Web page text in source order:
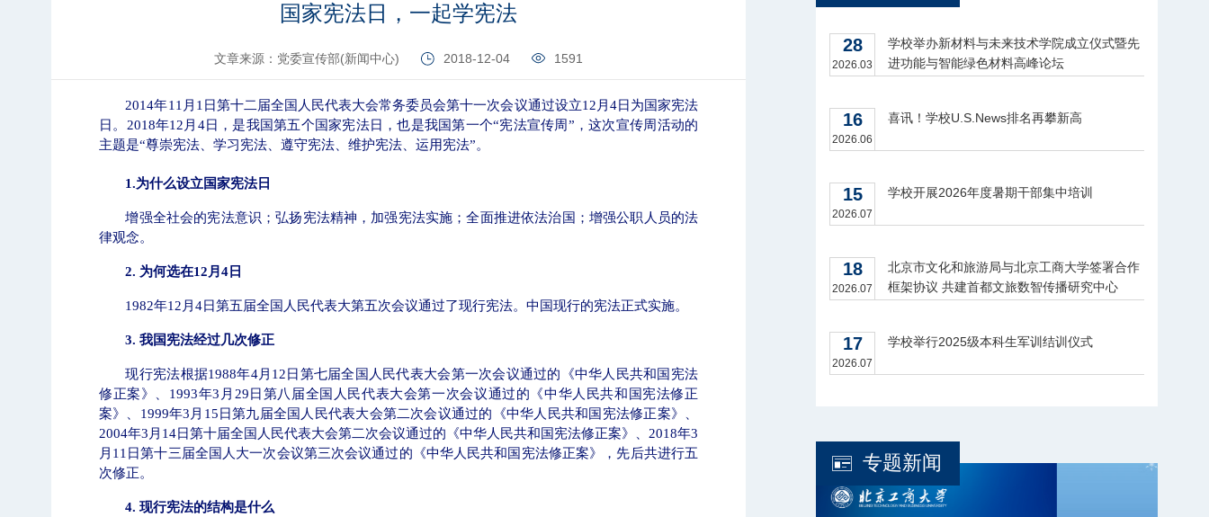
国家宪法日，一起学宪法
文章来源：党委宣传部(新闻中心) 2018-12-04 1591
2014年11 月 1 日第十二届全国人民代表大会常务委员会第十一次会议通过设立12 月 4日 为 国家宪法
日 。 2018年12 月 4日，是我国第五个国家宪法日，也是我国第一个“宪法宣传周”，这次宣传周活动的
主题是“尊崇宪法、学习宪法、遵守宪法、维护宪法、运用宪法”。
1.为什么设立国家宪法日
增强全社会的宪法意识；弘扬宪法精神，加强宪法实施；全面推进依法治国；增强公职人员的法
律观念。
2. 为何选在12 月4 日
1982年12 月4日第五届全国人民代表大第五次会议通过了现行宪法。中国现行的宪法正式实施。
3. 我国宪法经过几次修正
现行宪法根据1988年4月 12 日第七届全国人民代表大会第一次会议通过的《中华人民共和国宪法
修正案》、 1993年3 月 29 日第八届全国人民代表大会第一次会议通过的《中华人民共和国宪法修正
案》、 1999年3 月 15 日第九届全国人民代表大会第二次会议通过的《中华人民共和国宪法修正案》、
2004年3 月 14日第十届全国人民代表大会第二次会议通过的《中华人民共和国宪法修正案》、 2018年3
月 11 日第十三届全国人大一次会议第三次会议通过的《中华人民共和国宪法修正案》，先后共进行五
次修正。
4.现行宪法的结构是什么
28
2026.03
学校举办新材料与未来技术学院成立仪式暨先
进功能与智能绿色材料高峰论坛
16
2026.06
喜讯！学校U.S.News排名再攀新高
15
2026.07
学校开展2026年度暑期干部集中培训
18
2026.07
北京市文化和旅游局与北京工商大学签署合作
框架协议 共建首都文旅数智传播研究中心
17
2026.07
学校举行2025级本科生军训结训仪式
专题新闻